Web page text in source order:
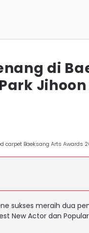
di
carpet Baeksang Arts Awards
sukses meraih dua
New Actor dan